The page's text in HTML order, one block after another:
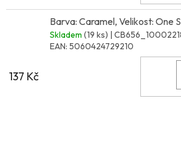
Barva: Caramel, Velikost: One
Skladem (19 ks) |
EAN: 5060424729210
137 Kč